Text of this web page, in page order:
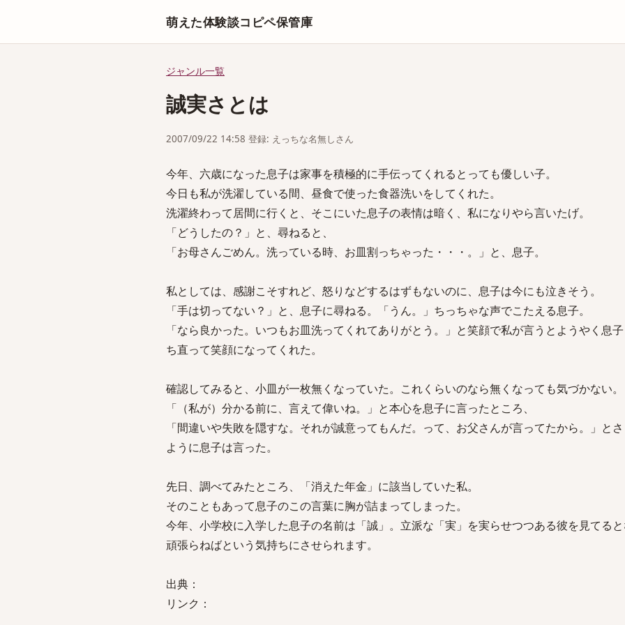
萌えた体験談コピペ保管庫
ジャンル一覧
誠実さとは
2007/09/22 14:58 登録: えっちな名無しさん
今年、六歳になった息子は家事を積極的に手伝ってくれるとっても優しい子。
今日も私が洗濯している間、昼食で使った食器洗いをしてくれた。
洗濯終わって居間に行くと、そこにいた息子の表情は暗く、私になりやら言いたげ。
「どうしたの？」と、尋ねると、
「お母さんごめん。洗っている時、お皿割っちゃった・・・。」と、息子。
私としては、感謝こそすれど、怒りなどするはずもないのに、息子は今にも泣きそう。
「手は切ってない？」と、息子に尋ねる。「うん。」ちっちゃな声でこたえる息子。
「なら良かった。いつもお皿洗ってくれてありがとう。」と笑顔で私が言うとようやく息
ち直って笑顔になってくれた。
確認してみると、小皿が一枚無くなっていた。これくらいのなら無くなっても気づかない。
「（私が）分かる前に、言えて偉いね。」と本心を息子に言ったところ、
「間違いや失敗を隠すな。それが誠意ってもんだ。って、お父さんが言ってたから。」と
ように息子は言った。
先日、調べてみたところ、「消えた年金」に該当していた私。
そのこともあって息子のこの言葉に胸が詰まってしまった。
今年、小学校に入学した息子の名前は「誠」。立派な「実」を実らせつつある彼を見てる
頑張らねばという気持ちにさせられます。
出典：
リンク：